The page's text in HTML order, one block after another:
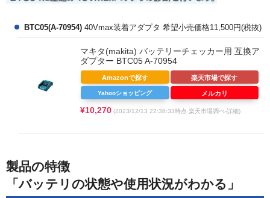
BTC05(A-70954) 40Vmax装着アダプタ 希望小売価格11,500円(税抜)
マキタ(makita) バッテリーチェッカー用 互換ア
ダプター BTC05 A-70954
¥10,270 (2023/12/13 22:38:33時点 楽天市場調べ-詳細)
Amazonで探す 楽天市場で探す
Yahooショッピング メルカリ
製品の特徴
「バッテリの状態や使用状況がわかる」